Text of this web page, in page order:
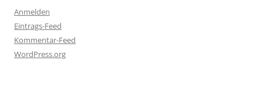
Anmelden
Eintrags-Feed
Kommentar-Feed
WordPress.org